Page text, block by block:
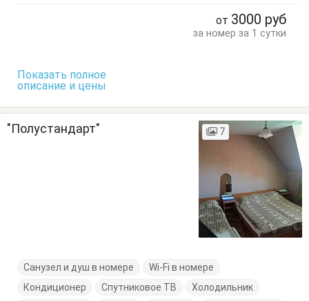
Стулья
от 3000 руб
за номер за 1 сутки
Показать полное
описание и цены
"Полустандарт" 7
Санузел и душ в номере
Wi-Fi в номере
Кондиционер
Спутниковое ТВ
Холодильник